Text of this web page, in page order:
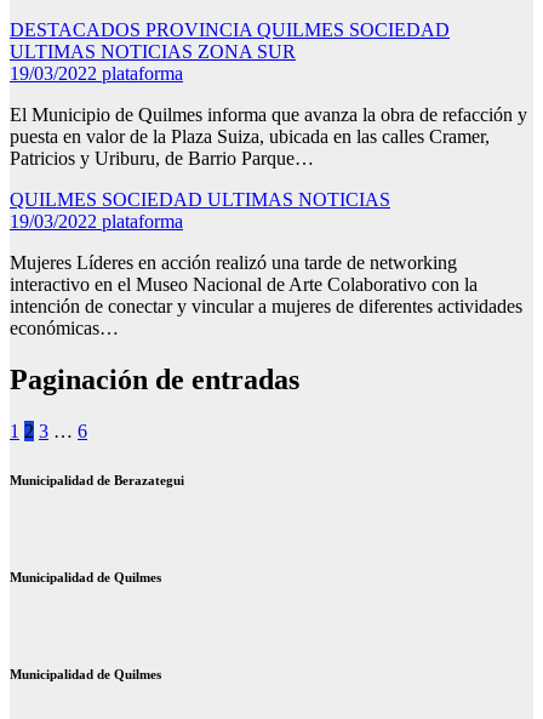
DESTACADOS PROVINCIA QUILMES SOCIEDAD
ULTIMAS NOTICIAS ZONA SUR
19/03/2022 plataforma
El Municipio de Quilmes informa que avanza la obra de refacción y
puesta en valor de la Plaza Suiza, ubicada en las calles Cramer,
Patricios y Uriburu, de Barrio Parque…
QUILMES SOCIEDAD ULTIMAS NOTICIAS
19/03/2022 plataforma
Mujeres Líderes en acción realizó una tarde de networking
interactivo en el Museo Nacional de Arte Colaborativo con la
intención de conectar y vincular a mujeres de diferentes actividades
económicas…
Paginación de entradas
1 2 3 … 6
Municipalidad de Berazategui
Municipalidad de Quilmes
Municipalidad de Quilmes